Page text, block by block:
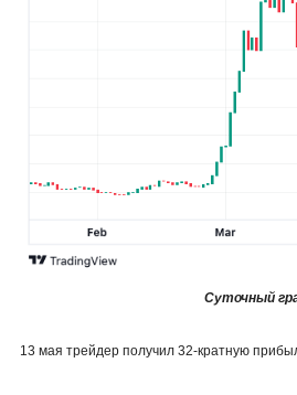
Суточный
13 мая трейдер получил 32-кратную